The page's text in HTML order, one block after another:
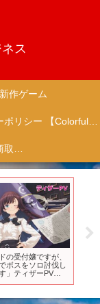
ス
新作ゲーム
プライバシーポリシー 【Colorful Creation】
特定商取引法に基づく表記（商取引に関する開示）
の受付嬢ですが、
ボスをソロ討伐し
」ティザーPV